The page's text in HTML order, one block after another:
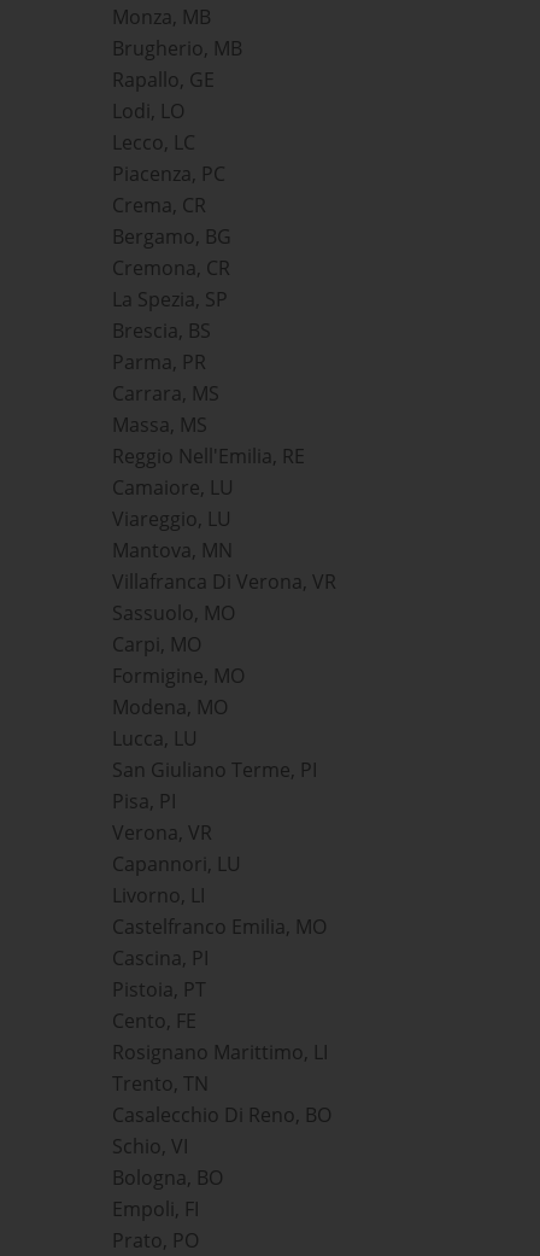
Monza, MB
Brugherio, MB
Rapallo, GE
Lodi, LO
Lecco, LC
Piacenza, PC
Crema, CR
Bergamo, BG
Cremona, CR
La Spezia, SP
Brescia, BS
Parma, PR
Carrara, MS
Massa, MS
Reggio Nell'Emilia, RE
Camaiore, LU
Viareggio, LU
Mantova, MN
Villafranca Di Verona, VR
Sassuolo, MO
Carpi, MO
Formigine, MO
Modena, MO
Lucca, LU
San Giuliano Terme, PI
Pisa, PI
Verona, VR
Capannori, LU
Livorno, LI
Castelfranco Emilia, MO
Cascina, PI
Pistoia, PT
Cento, FE
Rosignano Marittimo, LI
Trento, TN
Casalecchio Di Reno, BO
Schio, VI
Bologna, BO
Empoli, FI
Prato, PO